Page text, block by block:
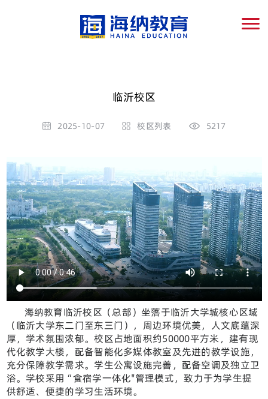
临沂校区
2025-10-07 校区列表 5217
海纳教育临沂校区（总部）坐落于临沂大学城核心区域
（临沂大学东二门至东三门），周边环境优美，人文底蕴深
厚，学术氛围浓郁。校区占地面积约50000平方米，建有现
代化教学大楼，配备智能化多媒体教室及先进的教学设施，
充分保障教学需求。学生公寓设施完善，配备空调及独立卫
浴。学校采用“食宿学一体化"管理模式，致力于为学生提
供舒适、便捷的学习生活环境。